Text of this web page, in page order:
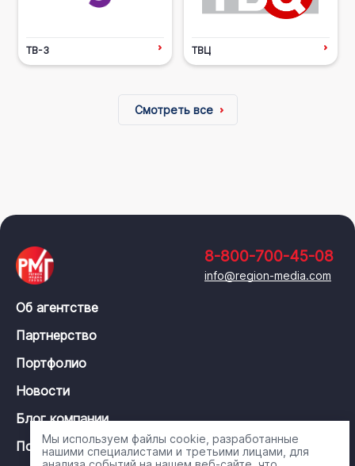
ТВ-3 ТВЦ
Смотреть все
8-800-700-45-08
info@region-media.com
Об агентстве
Партнерство
Портфолио
Новости
Блог компании
Политика конфиденциальности
Мы используем файлы cookie, разработанные
нашими специалистами и третьими лицами, для